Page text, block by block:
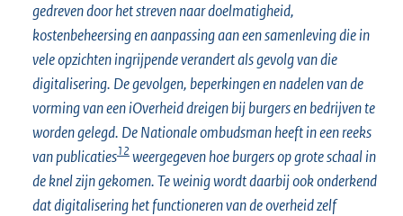
gedreven door het streven naar doelmatigheid,
kostenbeheersing en aanpassing aan een samenleving die in
vele opzichten ingrijpende verandert als gevolg van die
digitalisering. De gevolgen, beperkingen en nadelen van de
vorming van een iOverheid dreigen bij burgers en bedrijven te
worden gelegd. De Nationale ombudsman heeft in een reeks
van publicaties12 weergegeven hoe burgers op grote schaal in
de knel zijn gekomen. Te weinig wordt daarbij ook onderkend
dat digitalisering het functioneren van de overheid zelf